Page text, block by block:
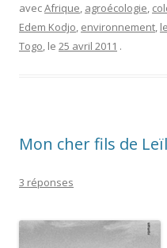
avecAfrique, agroécologie,
Edem Kodjo, environnement,
Togo, le 25 avril 2011 .
Mon cher fils de
3 réponses